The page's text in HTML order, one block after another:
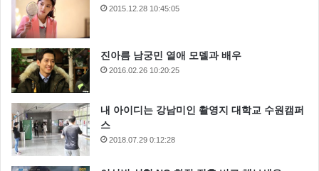
2015.12.28 10:45:05
진아름 남궁민 열애 모델과 배우
2016.02.26 10:20:25
내 아이디는 강남미인 촬영지 대학교 수원캠퍼
스
2018.07.29 0:12:28